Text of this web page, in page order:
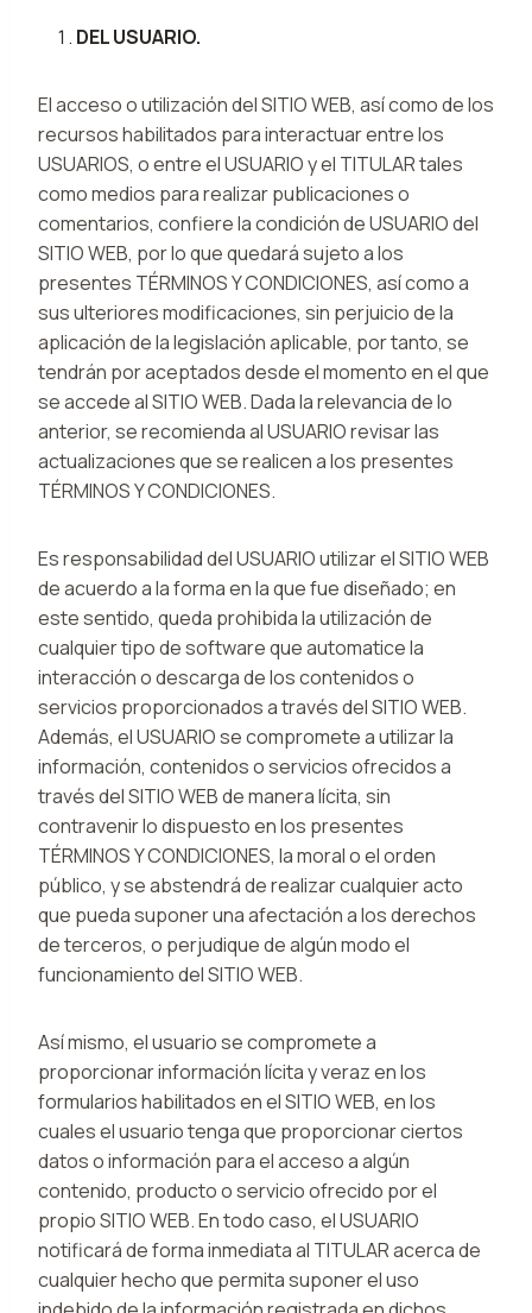
DEL USUARIO.
El acceso o utilización del SITIO WEB, así como de los
recursos habilitados para interactuar entre los
USUARIOS, o entre el USUARIO y el TITULAR tales
como medios para realizar publicaciones o
comentarios, confiere la condición de USUARIO del
SITIO WEB, por lo que quedará sujeto a los
presentes TÉRMINOS Y CONDICIONES, así como a
sus ulteriores modificaciones, sin perjuicio de la
aplicación de la legislación aplicable, por tanto, se
tendrán por aceptados desde el momento en el que
se accede al SITIO WEB. Dada la relevancia de lo
anterior, se recomienda al USUARIO revisar las
actualizaciones que se realicen a los presentes
TÉRMINOS Y CONDICIONES.
Es responsabilidad del USUARIO utilizar el SITIO WEB
de acuerdo a la forma en la que fue diseñado; en
este sentido, queda prohibida la utilización de
cualquier tipo de software que automatice la
interacción o descarga de los contenidos o
servicios proporcionados a través del SITIO WEB.
Además, el USUARIO se compromete a utilizar la
información, contenidos o servicios ofrecidos a
través del SITIO WEB de manera lícita, sin
contravenir lo dispuesto en los presentes
TÉRMINOS Y CONDICIONES, la moral o el orden
público, y se abstendrá de realizar cualquier acto
que pueda suponer una afectación a los derechos
de terceros, o perjudique de algún modo el
funcionamiento del SITIO WEB.
Así mismo, el usuario se compromete a
proporcionar información lícita y veraz en los
formularios habilitados en el SITIO WEB, en los
cuales el usuario tenga que proporcionar ciertos
datos o información para el acceso a algún
contenido, producto o servicio ofrecido por el
propio SITIO WEB. En todo caso, el USUARIO
notificará de forma inmediata al TITULAR acerca de
cualquier hecho que permita suponer el uso